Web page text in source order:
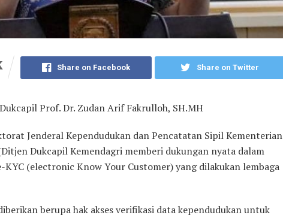
Share on Facebook Share on Twitter
Prof. Dr. Zudan Arif Fakrulloh, SH.MH
Jenderal Kependudukan dan Pencatatan Sipil Kementerian
Dukcapil Kemendagri memberi dukungan nyata dalam
KYC (electronic Know Your Customer) yang dilakukan lembaga
berupa hak akses verifikasi data kependudukan untuk